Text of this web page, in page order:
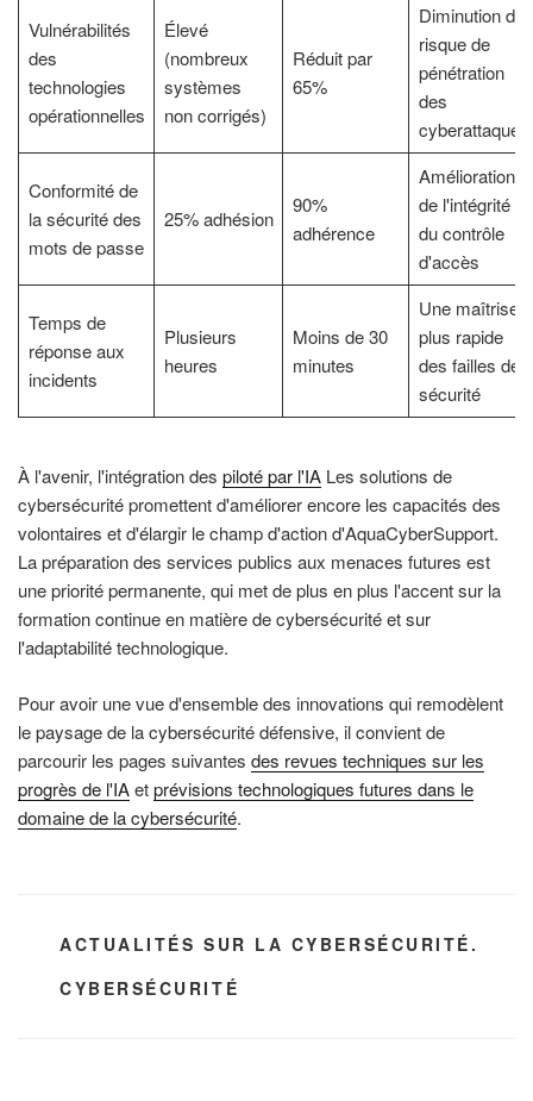
Vulnérabilités
des
technologies
opérationnelles
Élevé
(nombreux
systèmes
non corrigés)
Réduit par
65%
Diminution du
risque de
pénétration
des
cyberattaques
Conformité de
la sécurité des
mots de passe
25% adhésion
90%
adhérence
Amélioration
de l'intégrité
du contrôle
d'accès
Temps de
réponse aux
incidents
Plusieurs
heures
Moins de 30
minutes
Une maîtrise
plus rapide
des failles de
sécurité
À l'avenir, l'intégration des piloté par l'IA Les solutions de
cybersécurité promettent d'améliorer encore les capacités des
volontaires et d'élargir le champ d'action d'AquaCyberSupport.
La préparation des services publics aux menaces futures est
une priorité permanente, qui met de plus en plus l'accent sur la
formation continue en matière de cybersécurité et sur
l'adaptabilité technologique.
Pour avoir une vue d'ensemble des innovations qui remodèlent
le paysage de la cybersécurité défensive, il convient de
parcourir les pages suivantes des revues techniques sur les
progrès de l'IAetprévisions technologiques futures dans le
domaine de la cybersécurité.
CATÉGORIES
ACTUALITÉS SUR LA CYBERSÉCURITÉ.
ÉTIQUETTES
CYBERSÉCURITÉ